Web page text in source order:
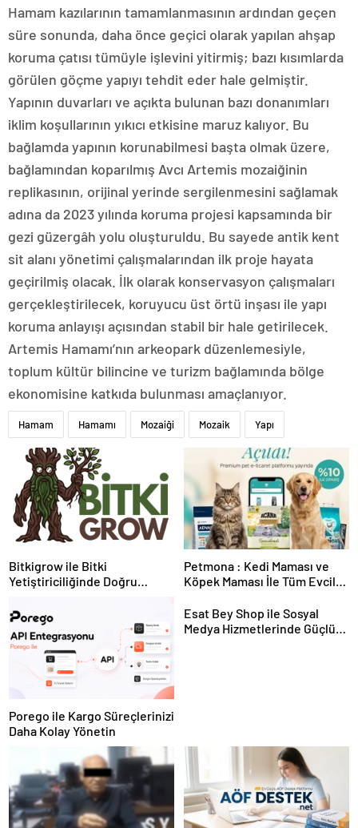
Hamam kazılarının tamamlanmasının ardından geçen
süre sonunda, daha önce geçici olarak yapılan ahşap
koruma çatısı tümüyle işlevini yitirmiş; bazı kısımlarda
görülen göçme yapıyı tehdit eder hale gelmiştir.
Yapının duvarları ve açıkta bulunan bazı donanımları
iklim koşullarının yıkıcı etkisine maruz kalıyor. Bu
bağlamda yapının korunabilmesi başta olmak üzere,
bağlamından koparılmış Avcı Artemis mozaiğinin
replikasının, orijinal yerinde sergilenmesini sağlamak
adına da 2023 yılında koruma projesi kapsamında bir
gezi güzergâh yolu oluşturuldu. Bu sayede antik kent
sit alanı yönetimi çalışmalarından ilk proje hayata
geçirilmiş olacak. İlk olarak konservasyon çalışmaları
gerçekleştirilecek, koruyucu üst örtü inşası ile yapı
koruma anlayışı açısından stabil bir hale getirilecek.
Artemis Hamamı’nın arkeopark düzenlemesiyle,
toplum kültür bilincine ve turizm bağlamında bölge
ekonomisine katkıda bulunması amaçlanıyor.
Hamam Hamamı Mozaiği Mozaik Yapı
Bitkigrow ile Bitki
Yetiştiriciliğinde Doğru
Petmona : Kedi Maması ve
Köpek Maması İle Tüm Evcil
Porego ile Kargo Süreçlerinizi
Daha Kolay Yönetin
Esat Bey Shop ile Sosyal
Medya Hizmetlerinde Güçlü